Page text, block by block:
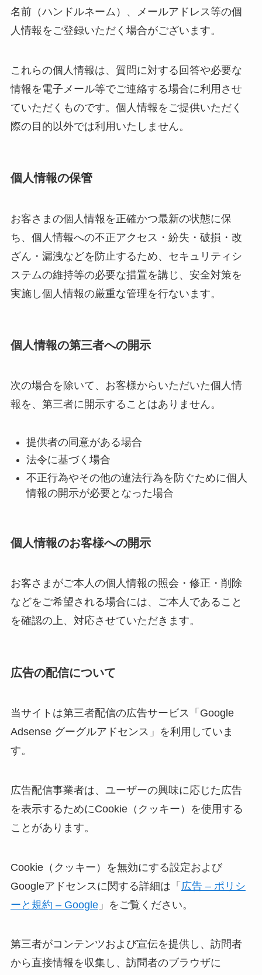
名前（ハンドルネーム）、メールアドレス等の個
人情報をご登録いただく場合がございます。
これらの個人情報は、質問に対する回答や必要な
情報を電子メール等でご連絡する場合に利用させ
ていただくものです。個人情報をご提供いただく
際の目的以外では利用いたしません。
個人情報の保管
お客さまの個人情報を正確かつ最新の状態に保
ち、個人情報への不正アクセス・紛失・破損・改
ざん・漏洩などを防止するため、セキュリティシ
ステムの維持等の必要な措置を講じ、安全対策を
実施し個人情報の厳重な管理を行ないます。
個人情報の第三者への開示
次の場合を除いて、お客様からいただいた個人情
報を、第三者に開示することはありません。
提供者の同意がある場合
法令に基づく場合
不正行為やその他の違法行為を防ぐために個人
情報の開示が必要となった場合
個人情報のお客様への開示
お客さまがご本人の個人情報の照会・修正・削除
などをご希望される場合には、ご本人であること
を確認の上、対応させていただきます。
広告の配信について
当サイトは第三者配信の広告サービス「Google
Adsense グーグルアドセンス」を利用していま
す。
広告配信事業者は、ユーザーの興味に応じた広告
を表示するためにCookie（クッキー）を使用する
ことがあります。
Cookie（クッキー）を無効にする設定および
Googleアドセンスに関する詳細は「 広告 – ポリシ
ーと規約 – Google」をご覧ください。
第三者がコンテンツおよび宣伝を提供し、訪問者
から直接情報を収集し、訪問者のブラウザに